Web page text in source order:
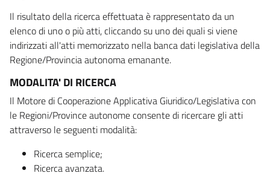
Il risultato della ricerca effettuata è rappresentato da un
elenco di uno o più atti, cliccando su uno dei quali si viene
indirizzati all'atti memorizzato nella banca dati legislativa della
Regione/Provincia autonoma emanante.
MODALITA' DI RICERCA
Il Motore di Cooperazione Applicativa Giuridico/Legislativa con
le Regioni/Province autonome consente di ricercare gli atti
attraverso le seguenti modalità:
Ricerca semplice;
Ricerca avanzata.